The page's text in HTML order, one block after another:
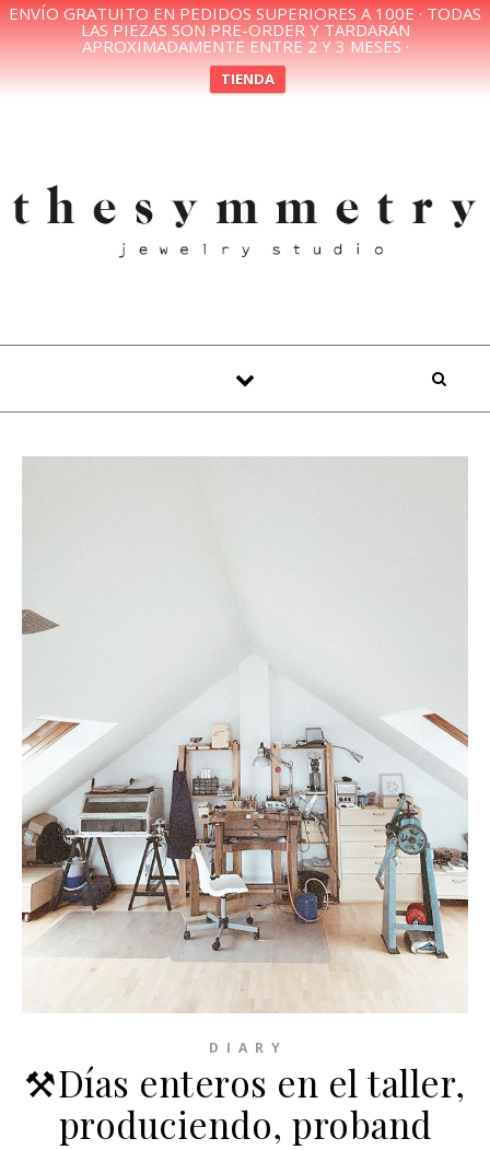
ENVÍO GRATUITO EN PEDIDOS SUPERIORES A 100E · TODAS
LAS PIEZAS SON PRE-ORDER Y TARDARÁN
APROXIMADAMENTE ENTRE 2 Y 3 MESES ·
TIENDA
D I A R Y
⚒Días enteros en el taller,
produciendo, proband